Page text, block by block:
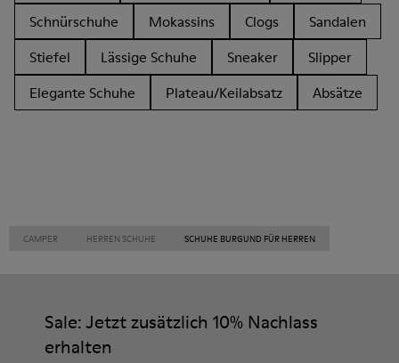
Schnürschuhe
Mokassins Clogs
Sandalen
Stiefel
Lässige Schuhe Sneaker
Slipper
Elegante Schuhe
Plateau/Keilabsatz Absätze
CAMPER HERREN SCHUHE SCHUHE BURGUND FÜR HERREN
Sale: Jetzt zusätzlich 10% Nachlass
erhalten